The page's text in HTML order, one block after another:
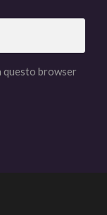
questo browser